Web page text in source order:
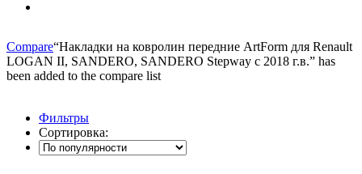
Compare“Накладки на ковролин передние ArtForm для Renault
LOGAN II, SANDERO, SANDERO Stepway c 2018 г.в.” has
been added to the compare list
Фильтры
Сортировка: